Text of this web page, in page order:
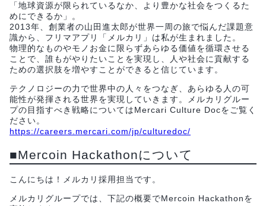
「地球資源が限られているなか、より豊かな社会をつくるた
めにできるか」。
2013年、創業者の山田進太郎が世界一周の旅で悩んだ課題意
識から、フリマアプリ「メルカリ」は私が生まれました。
物理的なものやモノお金に限らずあらゆる価値を循環させる
ことで、誰もがやりたいことを実現し、人や社会に貢献する
ための選択肢を増やすことができると信じています。
テクノロジーの力で世界中の人々をつなぎ、あらゆる人の可
能性が発揮される世界を実現していきます。メルカリグルー
プの目指すべき戦略についてはMercari Culture Docをご覧く
ださい。
https://careers.mercari.com/jp/culturedoc/
■Mercoin Hackathonについて
こんにちは！メルカリ採用担当です。
メルカリグループでは、下記の概要でMercoin Hackathonを